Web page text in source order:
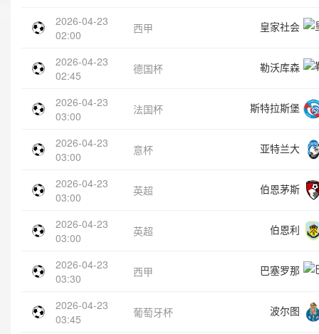
2026-04-23
02:00
西甲 皇家社会
2026-04-23
02:45
德国杯 勒沃库森
2026-04-23
03:00
法国杯 斯特拉斯堡
2026-04-23
03:00
意杯 亚特兰大
2026-04-23
03:00
英超 伯恩茅斯
2026-04-23
03:00
英超 伯恩利
2026-04-23
03:30
西甲 巴塞罗那
2026-04-23
03:45
葡萄牙杯 波尔图